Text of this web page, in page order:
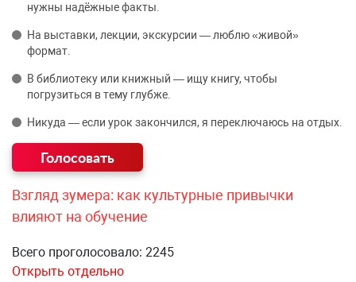
нужны надёжные факты.
На выставки, лекции, экскурсии — люблю «живой»
формат.
В библиотеку или книжный — ищу книгу, чтобы
погрузиться в тему глубже.
Никуда — если урок закончился, я переключаюсь на отдых.
Взгляд зумера: как культурные привычки
влияют на обучение
Всего проголосовало: 2245
Открыть отдельно